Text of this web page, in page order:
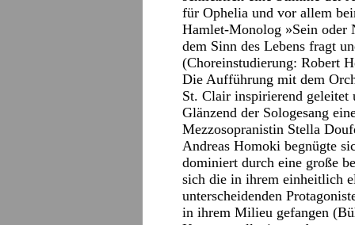
für Ophelia und vor allem
Hamlet-Monolog »Sein oder
dem Sinn des Lebens fragt
(Choreinstudierung: Robert
Die Aufführung mit dem
St. Clair inspirierend geleitet
Glänzend der Sologesang
Mezzosopranistin Stella
Andreas Homoki begnügte
dominiert durch eine große
sich die in ihrem einheitlich
unterscheidenden
in ihrem Milieu gefangen